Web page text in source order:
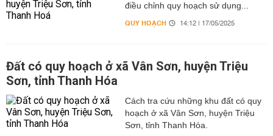
điều chỉnh quy hoạch sử dụng...
QUY HOẠCH 14:12 | 17/05/2025
Đất có quy hoạch ở xã Vân Sơn, huyện Triệu
Sơn, tỉnh Thanh Hóa
Cách tra cứu những khu đất có quy
hoạch ở xã Vân Sơn, huyện Triệu
Sơn, tỉnh Thanh Hóa.